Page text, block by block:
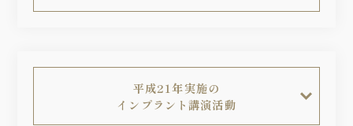
平成21年実施の
インプラント講演活動